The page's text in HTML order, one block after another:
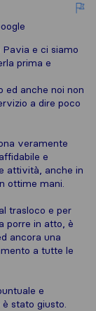
e ci siamo
prima e
ed anche noi non
a dire poco
veramente
e
attività, anche in
ottime mani.
trasloco e per
porre in atto, è
ancora una
a tutte le
e
stato giusto.